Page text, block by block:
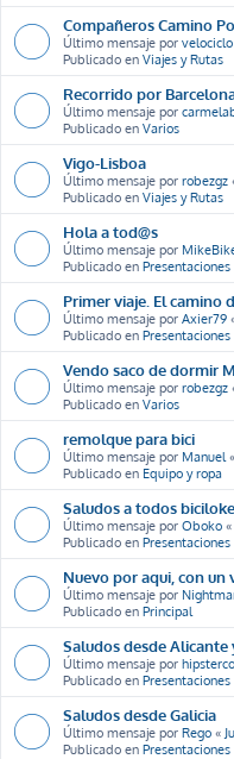
Compañeros Camino
Último mensaje por velociclo
Publicado en Viajes y Rutas
Recorrido por
Último mensaje por
Publicado en Varios
Vigo-Lisboa
Último mensaje por robezgz
Publicado en Viajes y Rutas
Hola a tod@s
Último mensaje por
Publicado en Presentaciones
Primer viaje. El camino
Último mensaje por Axier79
Publicado en Presentaciones
Vendo saco de dormir
Último mensaje por robezgz
Publicado en Varios
remolque para bici
Último mensaje por Manuel «
Publicado en Equipo y ropa
Saludos a todos
Último mensaje por Oboko «
Publicado en Presentaciones
Nuevo por aqui, con un
Último mensaje por
Publicado en Principal
Saludos desde Alicante
Último mensaje por
Publicado en Presentaciones
Saludos desde Galicia
Último mensaje por Rego «
Publicado en Presentaciones